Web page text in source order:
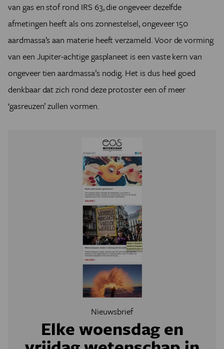
van gas en stof rond IRS 63, die ongeveer dezelfde
afmetingen heeft als ons zonnestelsel, ongeveer 150
aardmassa’s aan materie heeft verzameld. Voor de vorming
van een Jupiter-achtige gasplaneet is een vaste kern van
ongeveer tien aardmassa’s nodig. Het is dus heel goed
denkbaar dat zich rond deze protoster een of meer
‘gasreuzen’ zullen vormen.
Nieuwsbrief
Elke woensdag en